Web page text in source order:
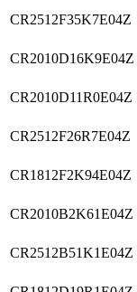
CR2512F35K7E04Z
CR2010D16K9E04Z
CR2010D11R0E04Z
CR2512F26R7E04Z
CR1812F2K94E04Z
CR2010B2K61E04Z
CR2512B51K1E04Z